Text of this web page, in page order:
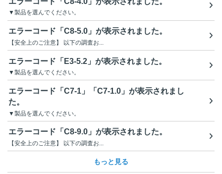
▼製品を選んでください。
エラーコード「C8-5.0」が表示されました。
【安全上のご注意】 以下の調査お...
エラーコード「E3-5.2」が表示されました。
▼製品を選んでください。
エラーコード「C7-1」「C7-1.0」が表示されまし
た。
▼製品を選んでください。
エラーコード「C8-9.0」が表示されました。
【安全上のご注意】 以下の調査お...
もっと見る